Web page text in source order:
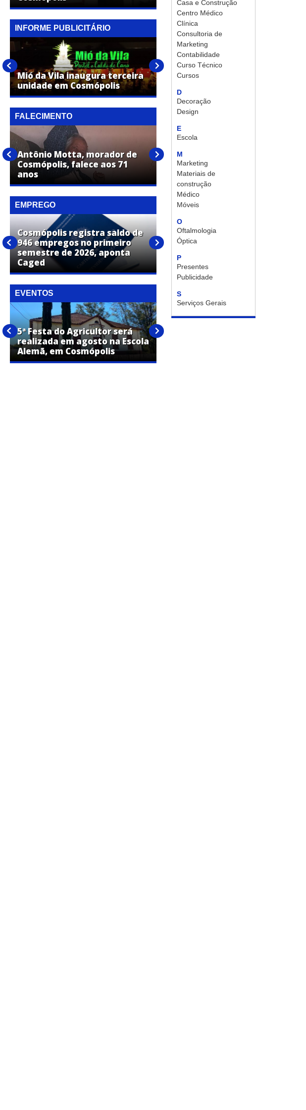
Casa e Construção
Centro Médico
Clínica
Consultoria de
Marketing
Contabilidade
Curso Técnico
Cursos
D
Decoração
Design
E
Escola
M
Marketing
Materiais de
construção
Médico
Móveis
O
Oftalmologia
Óptica
P
Presentes
Publicidade
S
Serviços Gerais
INFORME PUBLICITÁRIO
Mió da Vila inaugura terceira
unidade em Cosmópolis
50% OFF no segundo par de
lentes: Instituto Visão
Solidária lança campanha
FALECIMENTO
Antônio Motta, morador de
Cosmópolis, falece aos 71
anos
Janecleide Caetano da Silva,
moradora de Cosmópolis,
falece aos 46 anos
EMPREGO
Cosmópolis registra saldo de
946 empregos no primeiro
semestre de 2026, aponta
Caged
Via Campos Transportes está
com vagas abertas para
diversos setores
EVENTOS
5ª Festa do Agricultor será
realizada em agosto na Escola
Alemã, em Cosmópolis
Expo Artur confirma shows de